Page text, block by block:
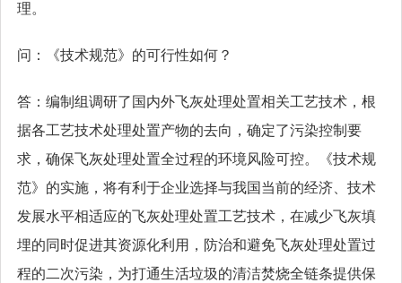
理。
问：《技术规范》的可行性如何？
答：编制组调研了国内外飞灰处理处置相关工艺技术，根
据各工艺技术处理处置产物的去向，确定了污染控制要
求，确保飞灰处理处置全过程的环境风险可控。《技术规
范》的实施，将有利于企业选择与我国当前的经济、技术
发展水平相适应的飞灰处理处置工艺技术，在减少飞灰填
埋的同时促进其资源化利用，防治和避免飞灰处理处置过
程的二次污染，为打通生活垃圾的清洁焚烧全链条提供保